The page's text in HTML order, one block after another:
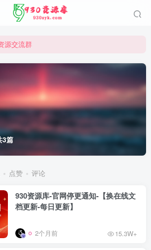
资源库
源交流群
学习研究
资源库
3篇
点赞 评论
930资源库-官网停更通知-【换在线文
档更新-每日更新】
2个月前 15.3W+